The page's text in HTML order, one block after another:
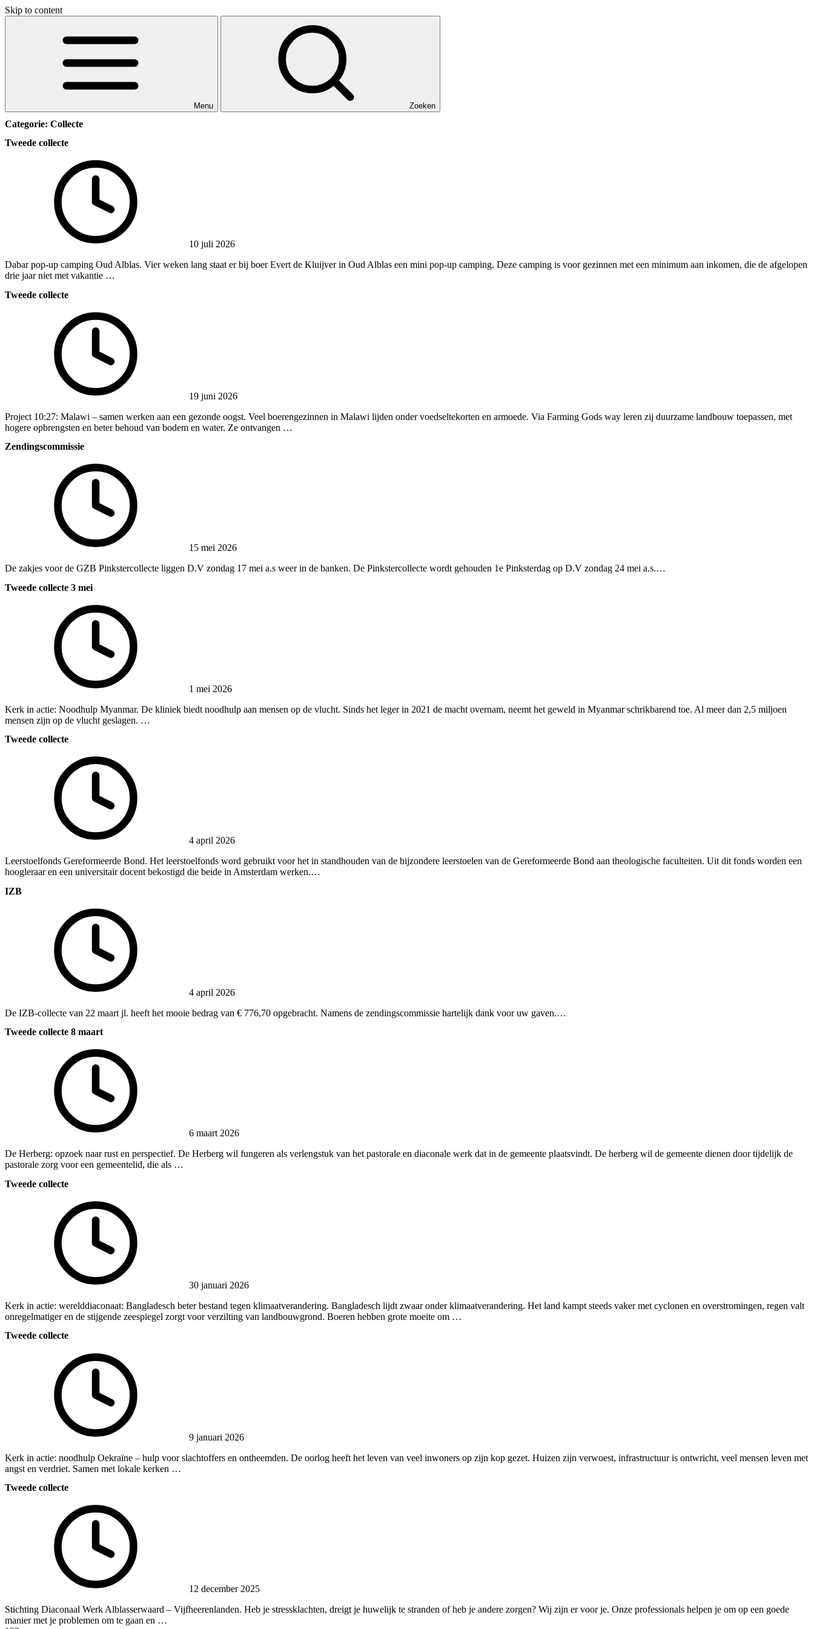
Skip to content
Menu Zoeken
Categorie: Collecte
Tweede collecte
10 juli 2026
Dabar pop-up camping Oud Alblas. Vier weken lang staat er bij boer Evert de Kluijver in Oud Alblas een mini pop-up camping. Deze camping is voor gezinnen met een minimum aan inkomen, die de afgelopen
drie jaar niet met vakantie …
Tweede collecte
19 juni 2026
Project 10:27: Malawi – samen werken aan een gezonde oogst. Veel boerengezinnen in Malawi lijden onder voedseltekorten en armoede. Via Farming Gods way leren zij duurzame landbouw toepassen, met
hogere opbrengsten en beter behoud van bodem en water. Ze ontvangen …
Zendingscommissie
15 mei 2026
De zakjes voor de GZB Pinkstercollecte liggen D.V zondag 17 mei a.s weer in de banken. De Pinkstercollecte wordt gehouden 1e Pinksterdag op D.V zondag 24 mei a.s.…
Tweede collecte 3 mei
1 mei 2026
Kerk in actie: Noodhulp Myanmar. De kliniek biedt noodhulp aan mensen op de vlucht. Sinds het leger in 2021 de macht overnam, neemt het geweld in Myanmar schrikbarend toe. Al meer dan 2,5 miljoen
mensen zijn op de vlucht geslagen. …
Tweede collecte
4 april 2026
Leerstoelfonds Gereformeerde Bond. Het leerstoelfonds word gebruikt voor het in standhouden van de bijzondere leerstoelen van de Gereformeerde Bond aan theologische faculteiten. Uit dit fonds worden een
hoogleraar en een universitair docent bekostigd die beide in Amsterdam werken.…
IZB
4 april 2026
De IZB-collecte van 22 maart jl. heeft het mooie bedrag van € 776,70 opgebracht. Namens de zendingscommissie hartelijk dank voor uw gaven.…
Tweede collecte 8 maart
6 maart 2026
De Herberg: opzoek naar rust en perspectief. De Herberg wil fungeren als verlengstuk van het pastorale en diaconale werk dat in de gemeente plaatsvindt. De herberg wil de gemeente dienen door tijdelijk de
pastorale zorg voor een gemeentelid, die als …
Tweede collecte
30 januari 2026
Kerk in actie: werelddiaconaat: Bangladesch beter bestand tegen klimaatverandering. Bangladesch lijdt zwaar onder klimaatverandering. Het land kampt steeds vaker met cyclonen en overstromingen, regen valt
onregelmatiger en de stijgende zeespiegel zorgt voor verzilting van landbouwgrond. Boeren hebben grote moeite om …
Tweede collecte
9 januari 2026
Kerk in actie: noodhulp Oekraïne – hulp voor slachtoffers en ontheemden. De oorlog heeft het leven van veel inwoners op zijn kop gezet. Huizen zijn verwoest, infrastructuur is ontwricht, veel mensen leven met
angst en verdriet. Samen met lokale kerken …
Tweede collecte
12 december 2025
Stichting Diaconaal Werk Alblasserwaard – Vijfheerenlanden. Heb je stressklachten, dreigt je huwelijk te stranden of heb je andere zorgen? Wij zijn er voor je. Onze professionals helpen je om op een goede
manier met je problemen om te gaan en …